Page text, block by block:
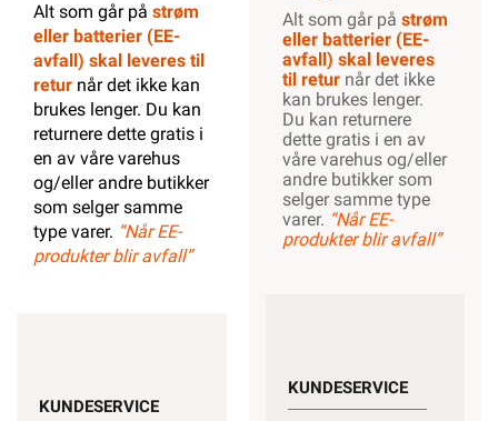
Alt som går på strøm
eller batterier (EE-
avfall) skal leveres til
retur når det ikke kan
brukes lenger. Du kan
returnere dette gratis i
en av våre varehus
og/eller andre butikker
som selger samme
type varer. “Når EE-
produkter blir avfall”
KUNDESERVICE
Alt som går på strøm
eller batterier (EE-
avfall) skal leveres
til retur når det ikke
kan brukes lenger.
Du kan returnere
dette gratis i en av
våre varehus og/eller
andre butikker som
selger samme type
varer. “Når EE-
produkter blir avfall”
KUNDESERVICE